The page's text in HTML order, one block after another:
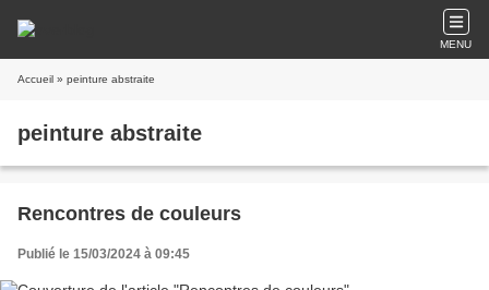
MENU
Accueil » peinture abstraite
peinture abstraite
Rencontres de couleurs
Publié le 15/03/2024 à 09:45